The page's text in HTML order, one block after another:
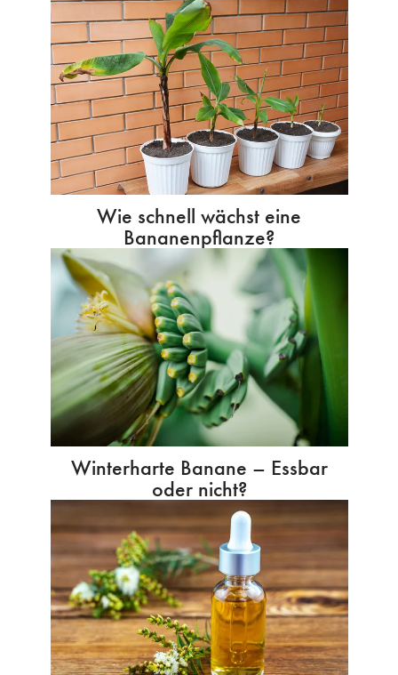
Wie schnell wächst eine
Bananenpflanze?
Winterharte Banane – Essbar
oder nicht?